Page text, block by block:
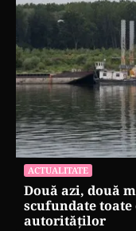
ACTUALITATE
Două azi, două
scufundate
autorităților